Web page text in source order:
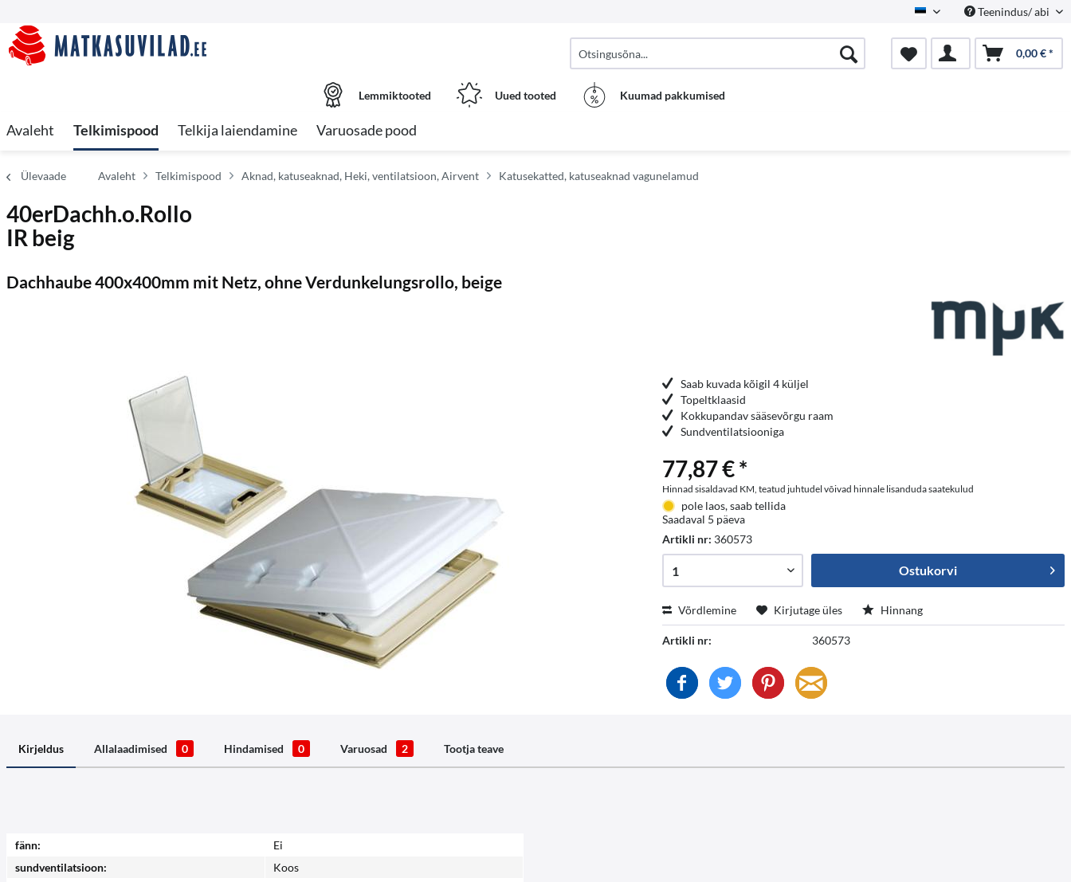
Estnisch Teenindus/ abi
0,00 € *
Lemmiktooted Uued tooted Kuumad pakkumised
Avaleht Telkimispood Telkija laiendamine Varuosade pood
Ülevaade Avaleht Telkimispood Aknad, katuseaknad, Heki, ventilatsioon, Airvent Katusekatted, katuseaknad vagunelamud
40erDachh.o.Rollo
IR beig
Dachhaube 400x400mm mit Netz, ohne Verdunkelungsrollo, beige
Saab kuvada kõigil 4 küljel
Topeltklaasid
Kokkupandav sääsevõrgu raam
Sundventilatsiooniga
77,87 € *
Hinnad sisaldavad KM, teatud juhtudel võivad hinnale lisanduda saatekulud
pole laos, saab tellida
Saadaval 5 päeva
Artikli nr: 360573
Ostukorvi
Võrdlemine Kirjutage üles Hinnang
Artikli nr: 360573
Kirjeldus Allalaadimised 0 Hindamised 0 Varuosad 2 Tootja teave
fänn:
Ei
sundventilatsioon:
Koos